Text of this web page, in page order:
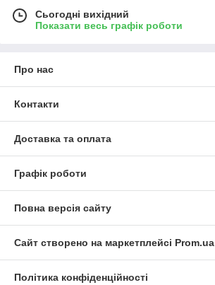
Сьогодні вихідний
Показати весь графік роботи
Про нас
Контакти
Доставка та оплата
Графік роботи
Повна версія сайту
Сайт створено на маркетплейсі Prom.ua
Політика конфіденційності